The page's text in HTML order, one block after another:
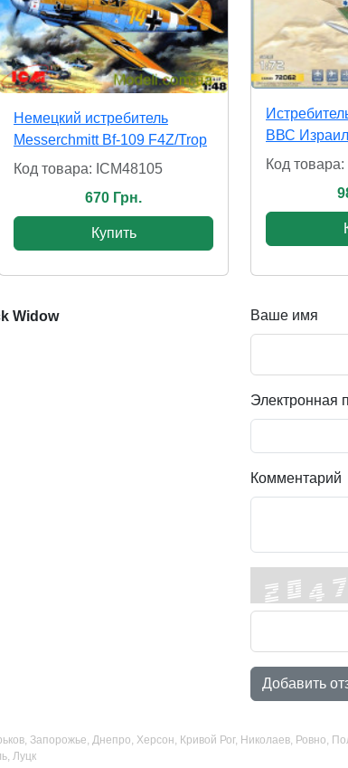
Немецкий истребитель
Messerchmitt Bf-109 F4Z/Trop
Код товара: ICM48105
670 Грн.
Купить
ВВС
Код
Widow Ваше имя
Электронная
Комментарий
Добавить
Запорожье, Днепро, Херсон, Кривой Рог, Николаев, Ровно,
Луцк